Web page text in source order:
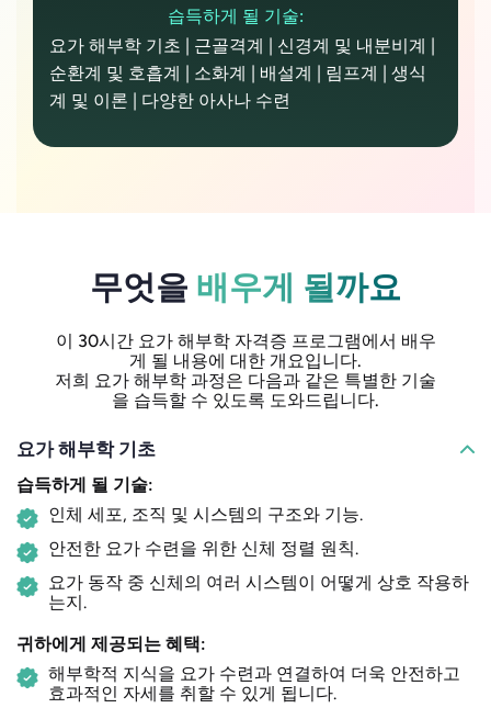
습득하게 될 기술:
요가 해부학 기초 | 근골격계 | 신경계 및 내분비계 |
순환계 및 호흡계 | 소화계 | 배설계 | 림프계 | 생식
계 및 이론 | 다양한 아사나 수련
무엇을 배우게 될까요
이 30시간 요가 해부학 자격증 프로그램에서 배우
게 될 내용에 대한 개요입니다.
저희 요가 해부학 과정은 다음과 같은 특별한 기술
을 습득할 수 있도록 도와드립니다.
요가 해부학 기초
습득하게 될 기술:
인체 세포, 조직 및 시스템의 구조와 기능.
안전한 요가 수련을 위한 신체 정렬 원칙.
요가 동작 중 신체의 여러 시스템이 어떻게 상호 작용하
는지.
귀하에게 제공되는 혜택:
해부학적 지식을 요가 수련과 연결하여 더욱 안전하고
효과적인 자세를 취할 수 있게 됩니다.